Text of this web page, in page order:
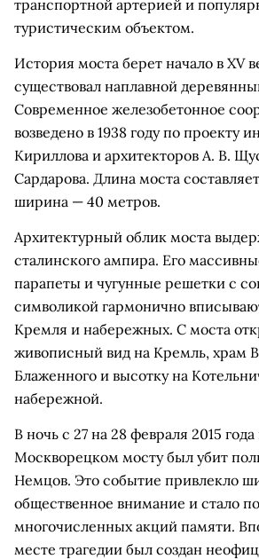
транспортной артерией и
туристическим объектом.
История моста берет начало в XV
существовал наплавной
Современное железобетонное
возведено в 1938 году по проекту
Кириллова и архитекторов А. В.
Сардарова. Длина моста
ширина — 40 метров.
Архитектурный облик моста
сталинского ампира. Его
парапеты и чугунные решетки с
символикой гармонично
Кремля и набережных. С моста
живописный вид на Кремль, храм
Блаженного и высотку на
набережной.
В ночь с 27 на 28 февраля 2015
Москворецком мосту был убит
Немцов. Это событие привлекло
общественное внимание и стало
многочисленных акций памяти.
месте трагедии был создан